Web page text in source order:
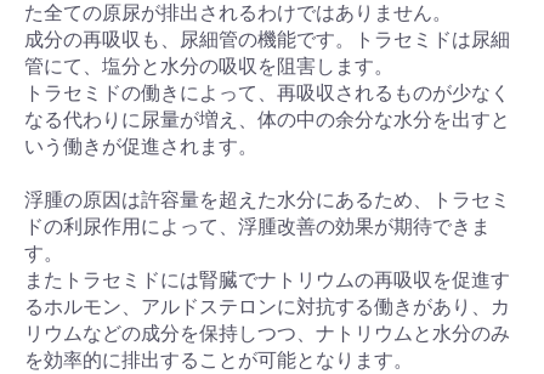
た全ての原尿が排出されるわけではありません。
成分の再吸収も、尿細管の機能です。トラセミドは尿細
管にて、塩分と水分の吸収を阻害します。
トラセミドの働きによって、再吸収されるものが少なく
なる代わりに尿量が増え、体の中の余分な水分を出すと
いう働きが促進されます。
浮腫の原因は許容量を超えた水分にあるため、トラセミ
ドの利尿作用によって、浮腫改善の効果が期待できま
す。
またトラセミドには腎臓でナトリウムの再吸収を促進す
るホルモン、アルドステロンに対抗する働きがあり、カ
リウムなどの成分を保持しつつ、ナトリウムと水分のみ
を効率的に排出することが可能となります。